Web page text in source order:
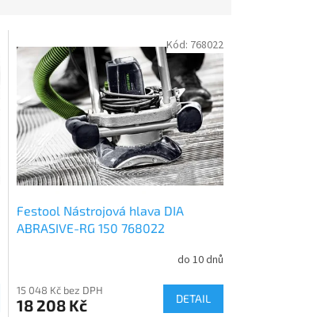
Festool Nástrojová hlava DIA
ABRASIVE-RG 150 768022
do 10 dnů
15 048 Kč bez DPH
18 208 Kč DETAIL
Kód: 768022